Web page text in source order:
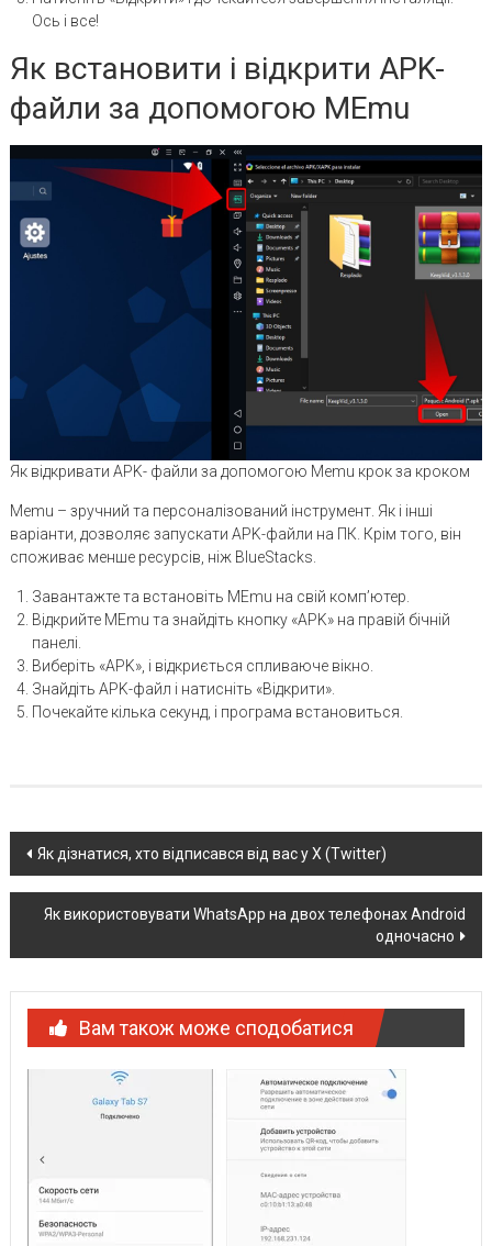
Ось і все!
Як встановити і відкрити APK-
файли за допомогою MEmu
Як відкривати APK- файли за допомогою Memu крок за кроком
Memu – зручний та персоналізований інструмент. Як і інші
варіанти, дозволяє запускати APK-файли на ПК. Крім того, він
споживає менше ресурсів, ніж BlueStacks.
Завантажте та встановіть MEmu на свій комп’ютер.
Відкрийте MEmu та знайдіть кнопку «APK» на правій бічній
панелі.
Виберіть «APK», і відкриється спливаюче вікно.
Знайдіть APK-файл і натисніть «Відкрити».
Почекайте кілька секунд, і програма встановиться.
Post
navigation
Як дізнатися, хто відписався від вас у X (Twitter)
Як використовувати WhatsApp на двох телефонах Android
одночасно
Вам також може сподобатися